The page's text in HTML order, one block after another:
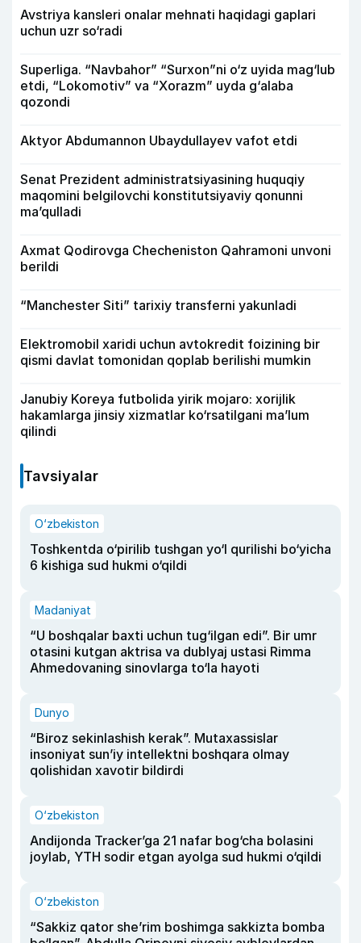
Avstriya kansleri onalar mehnati haqidagi gaplari
uchun uzr so‘radi
Superliga. “Navbahor” “Surxon”ni o‘z uyida mag‘lub
etdi, “Lokomotiv” va “Xorazm” uyda g‘alaba
qozondi
Aktyor Abdu­mannon Ubaydullayev vafot etdi
Senat Prezident administratsiyasining huquqiy
maqomini belgilovchi konstitutsiyaviy qonunni
ma’qulladi
Axmat Qodirovga Checheniston Qahramoni unvoni
berildi
“Manchester Siti” tarixiy transferni yakunladi
Elektromobil xaridi uchun avtokredit foizining bir
qismi davlat tomonidan qoplab berilishi mumkin
Janubiy Koreya futbolida yirik mojaro: xorijlik
hakamlarga jinsiy xizmatlar ko‘rsatilgani ma’lum
qilindi
Tavsiyalar
O‘zbekiston
Toshkentda o‘pirilib tushgan yo‘l qurilishi bo‘yicha
6 kishiga sud hukmi o‘qildi
Madaniyat
“U boshqalar baxti uchun tug‘ilgan edi”. Bir umr
otasini kutgan aktrisa va dublyaj ustasi Rimma
Ahmedovaning sinovlarga to‘la hayoti
Dunyo
“Biroz sekinlashish kerak”. Mutaxassislar
insoniyat sun’iy intellektni boshqara olmay
qolishidan xavotir bildirdi
O‘zbekiston
Andijonda Tracker’ga 21 nafar bog‘cha bolasini
joylab, YTH sodir etgan ayolga sud hukmi o‘qildi
O‘zbekiston
“Sakkiz qator she’rim boshimga sakkizta bomba